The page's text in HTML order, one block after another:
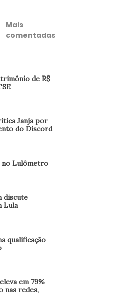
Mais
comentadas
de R$
Janja por
do Discord
no Lulômetro
discute
Lula
qualificação
em 79%
nas redes,